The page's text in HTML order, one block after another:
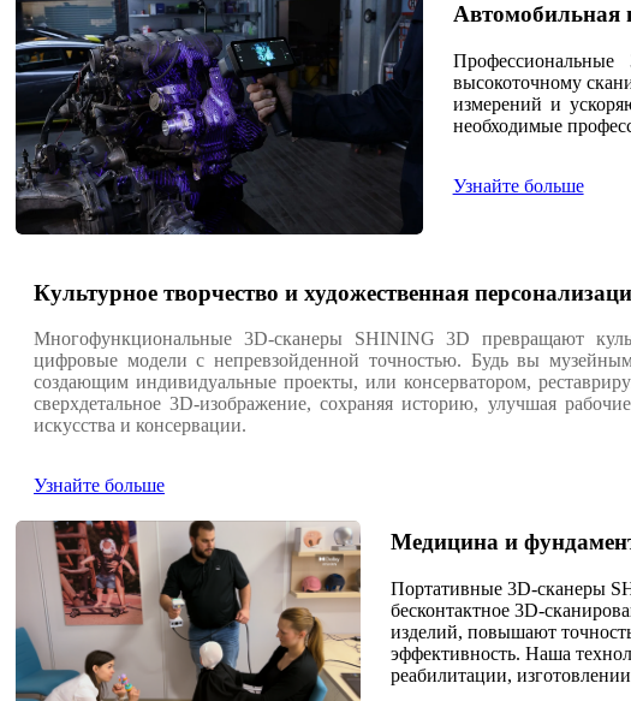
Автомобильная
высокоточному
измерений и
необходимые
Узнайте больше
Культурное творчество и художественная
Многофункциональные 3D-сканеры SHINING 3D превращают
цифровые модели с непревзойденной точностью. Будь вы
создающим индивидуальные проекты, или консерватором,
сверхдетальное 3D-изображение, сохраняя историю, улучшая
искусства и консервации.
Узнайте больше
Медицина и
Портативные 3D-сканеры
бесконтактное 3D-
изделий, повышают
эффективность. Наша
реабилитации,